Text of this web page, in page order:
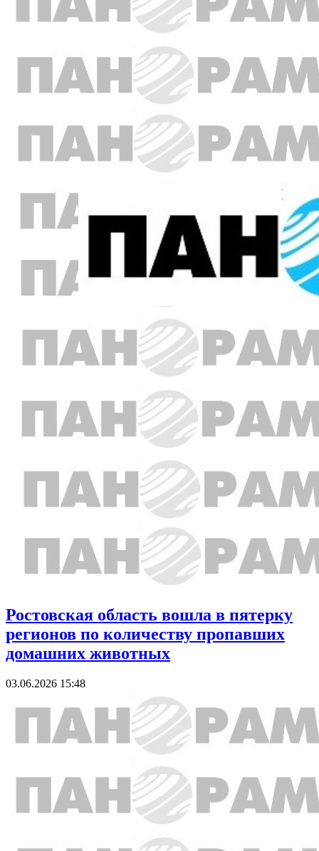
Ростовская область вошла в пятерку
регионов по количеству пропавших
домашних животных
03.06.2026 15:48